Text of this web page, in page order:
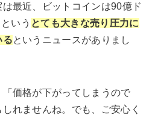
最近、ビットコインは90億ド
いう とても大きな売り圧力に
るというニュースがありまし
「価格が下がってしまうので
れませんね。でも、ご安心く